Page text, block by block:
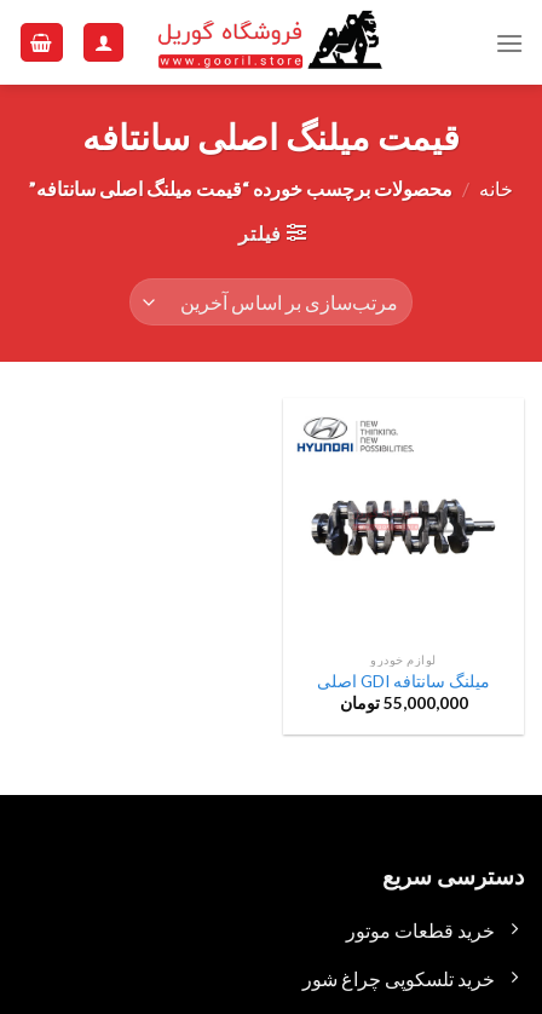
قیمت میلنگ اصلی سانتافه
خانه / محصولات برچسب خورده “قیمت میلنگ اصلی سانتافه”
فیلتر
لوازم خودرو
میلنگ سانتافه GDI اصلی
55,000,000 تومان
دسترسی سریع
خرید قطعات موتور
خرید تلسکوپی چراغ شور